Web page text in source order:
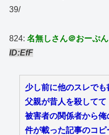
39/
824:名無しさん＠おーぷん
ID:EfF
少し前に他のスレで
父親が昔人を殺してて
被害者の関係者から
件が載った記事のコピ